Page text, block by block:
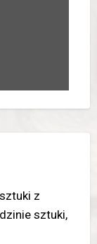
z
sztuki,